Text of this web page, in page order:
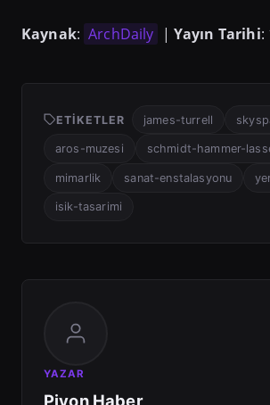
Kaynak: ArchDaily | Yayın Tarihi:
ETIKETLER james-turrell
aros-muzesi schmidt-hammer-
mimarlik sanat-enstalasyonu
isik-tasarimi
YAZAR
Piyon Haber